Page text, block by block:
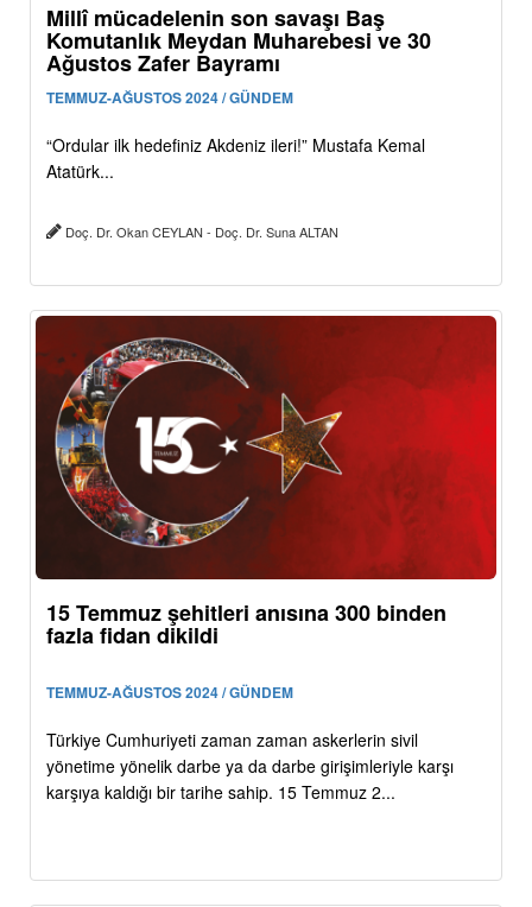
Millî mücadelenin son savaşı Baş
Komutanlık Meydan Muharebesi ve 30
Ağustos Zafer Bayramı
TEMMUZ-AĞUSTOS 2024 / GÜNDEM
“Ordular ilk hedefiniz Akdeniz ileri!” Mustafa Kemal
Atatürk...
Doç. Dr. Okan CEYLAN - Doç. Dr. Suna ALTAN
15 Temmuz şehitleri anısına 300 binden
fazla fidan dikildi
TEMMUZ-AĞUSTOS 2024 / GÜNDEM
Türkiye Cumhuriyeti zaman zaman askerlerin sivil
yönetime yönelik darbe ya da darbe girişimleriyle karşı
karşıya kaldığı bir tarihe sahip. 15 Temmuz 2...